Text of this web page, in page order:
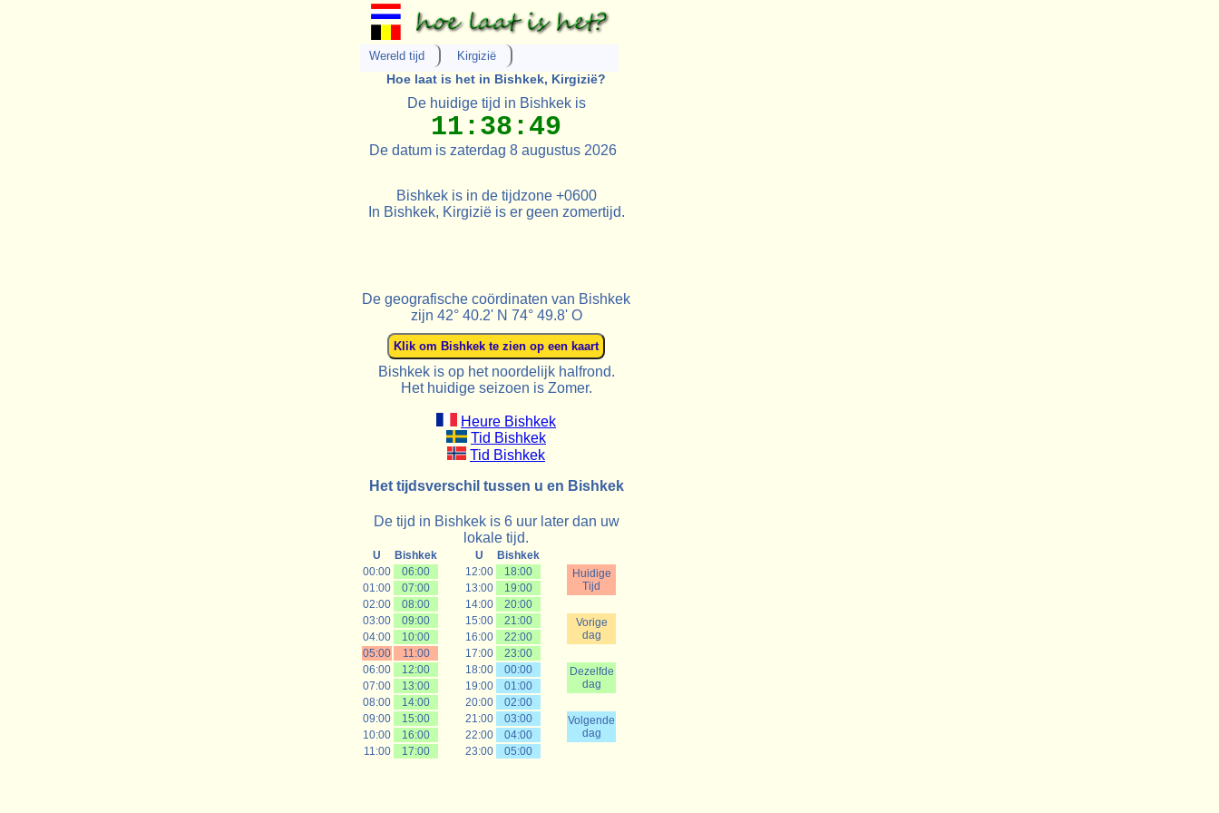
Wereld tijd Kirgizië
Hoe laat is het in Bishkek, Kirgizië?
De huidige tijd in Bishkek is
11:38:49
De datum is zaterdag 8 augustus 2026
Bishkek is in de tijdzone +0600
In Bishkek, Kirgizië is er geen zomertijd.
De geografische coördinaten van Bishkek
zijn 42° 40.2' N 74° 49.8' O
Bishkek is op het noordelijk halfrond.
Het huidige seizoen is Zomer.
Heure Bishkek
Tid Bishkek
Tid Bishkek
Het tijdsverschil tussen u en Bishkek
De tijd in Bishkek is 6 uur later dan uw
lokale tijd.
U Bishkek U
Bishkek
00:00
06:00 12:00 18:00
Huidige
Tijd
01:00 07:00 13:00
19:00
02:00
08:00 14:00
20:00
03:00
09:00 15:00 21:00
Vorige
dag
04:00 10:00 16:00
22:00
05:00
11:00 17:00
23:00
06:00
12:00 18:00 00:00
Dezelfde
dag
07:00 13:00 19:00
01:00
08:00
14:00 20:00
02:00
09:00
15:00 21:00 03:00
Volgende
dag
10:00 16:00 22:00
04:00
11:00
17:00 23:00 05:00